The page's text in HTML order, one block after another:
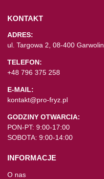
KONTAKT
ADRES:
ul. Targowa 2, 08-400 Garwolin
TELEFON:
+48 796 375 258
E-MAIL:
kontakt@pro-fryz.pl
GODZINY OTWARCIA:
PON-PT: 9:00-17:00
SOBOTA: 9:00-14:00
INFORMACJE
O nas